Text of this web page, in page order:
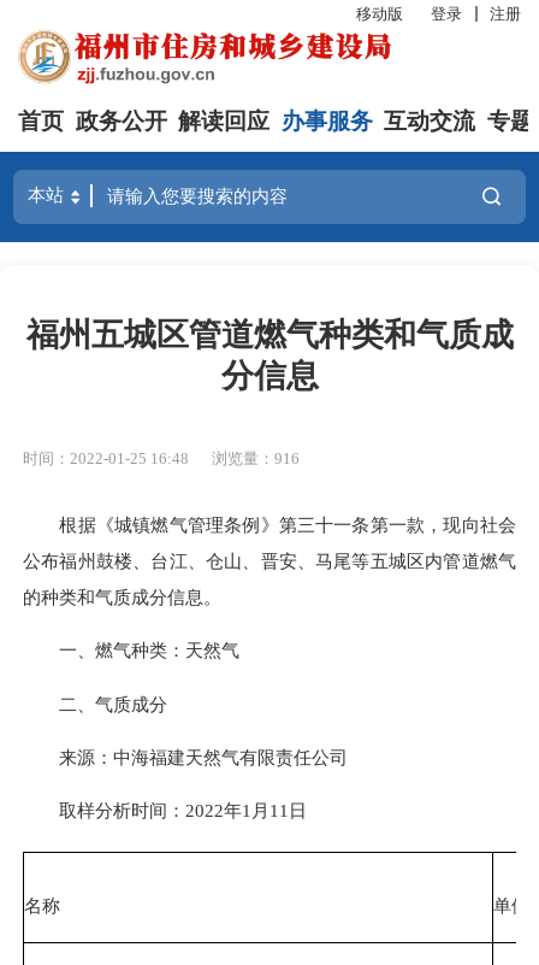
移动版 登录 注册
首页 政务公开 解读回应 办事服务 互动交流 专题
福州五城区管道燃气种类和气质成
分信息
时间：2022-01-25 16:48 浏览量：916
根据《城镇燃气管理条例》第三十一条第一款，现向社会
公布福州鼓楼、台江、仓山、晋安、马尾等五城区内管道燃气
的种类和气质成分信息。
一、燃气种类：天然气
二、气质成分
来源：中海福建天然气有限责任公司
取样分析时间：2022年1月11日
名称 单位